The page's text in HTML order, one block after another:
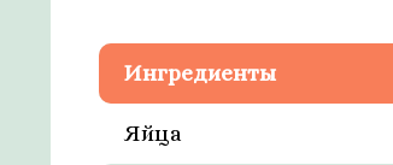
Ингредиенты
Яйца